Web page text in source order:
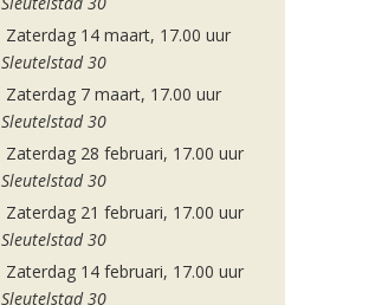
Zaterdag 14 maart, 17.00 uur
Sleutelstad 30
Zaterdag 7 maart, 17.00 uur
Sleutelstad 30
Zaterdag 28 februari, 17.00 uur
Sleutelstad 30
Zaterdag 21 februari, 17.00 uur
Sleutelstad 30
Zaterdag 14 februari, 17.00 uur
Sleutelstad 30